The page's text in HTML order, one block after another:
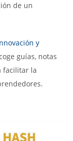
de un
y
guías, notas
facilitar la